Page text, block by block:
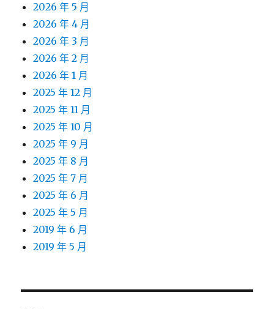
2026 年 5 月
2026 年 4 月
2026 年 3 月
2026 年 2 月
2026 年 1 月
2025 年 12 月
2025 年 11 月
2025 年 10 月
2025 年 9 月
2025 年 8 月
2025 年 7 月
2025 年 6 月
2025 年 5 月
2019 年 6 月
2019 年 5 月